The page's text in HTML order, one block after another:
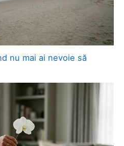
nu mai ai nevoie să